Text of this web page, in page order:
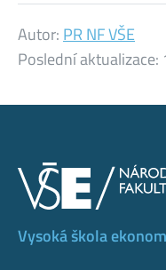
Autor: PR NF VŠE
Poslední aktualizace:
Vysoká škola